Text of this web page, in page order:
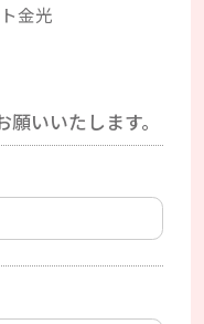
金光
いいたします。